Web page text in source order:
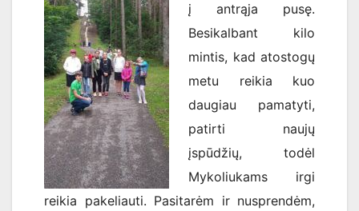
į antrąja pusę.
Besikalbant kilo
mintis, kad atostogų
metu reikia kuo
daugiau pamatyti,
patirti naujų
įspūdžių, todėl
Mykoliukams irgi
reikia pakeliauti. Pasitarėm ir nusprendėm,